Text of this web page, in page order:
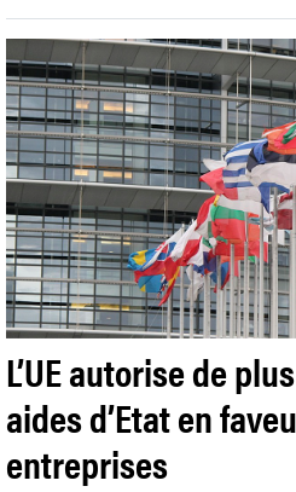
L’UE autorise de
aides d’Etat en
entreprises